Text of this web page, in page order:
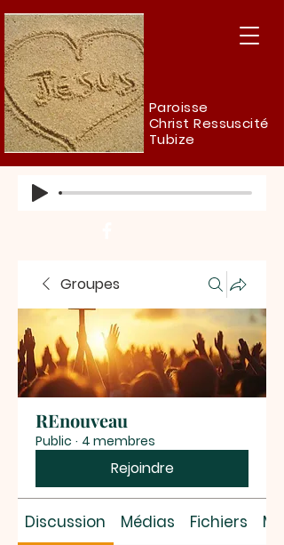
Paroisse
Christ Ressuscité
Tubize
Groupes
REnouveau
Public · 4 membres
Rejoindre
Discussion Médias Fichiers